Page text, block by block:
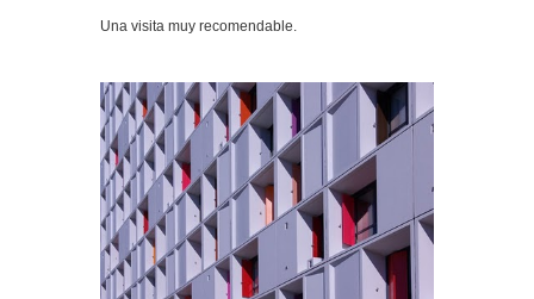
Una visita muy recomendable.